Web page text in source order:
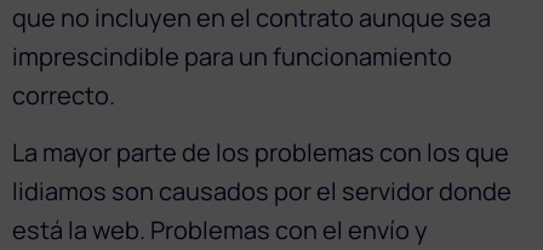
que no incluyen en el contrato aunque sea
imprescindible para un funcionamiento
correcto.
La mayor parte de los problemas con los que
lidiamos son causados por el servidor donde
está la web. Problemas con el envío y